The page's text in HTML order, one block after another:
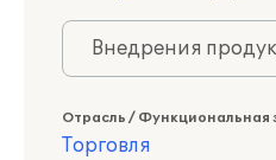
Внедрения
Отрасль / Функциональная
Торговля